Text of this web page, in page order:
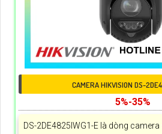
CAMERA HIKVISION DS-
5%-35%
DS-2DE4825IWG1-E là dòng